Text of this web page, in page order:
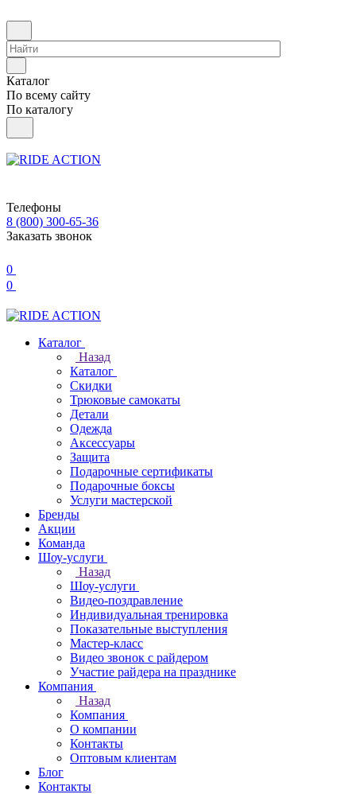
Каталог
По всему сайту
По каталогу
Телефоны
8 (800) 300-65-36
Заказать звонок
0
0
Каталог
Назад
Каталог
Скидки
Трюковые самокаты
Детали
Одежда
Аксессуары
Защита
Подарочные сертификаты
Подарочные боксы
Услуги мастерской
Бренды
Акции
Команда
Шоу-услуги
Назад
Шоу-услуги
Видео-поздравление
Индивидуальная тренировка
Показательные выступления
Мастер-класс
Видео звонок с райдером
Участие райдера на празднике
Компания
Назад
Компания
О компании
Контакты
Оптовым клиентам
Блог
Контакты